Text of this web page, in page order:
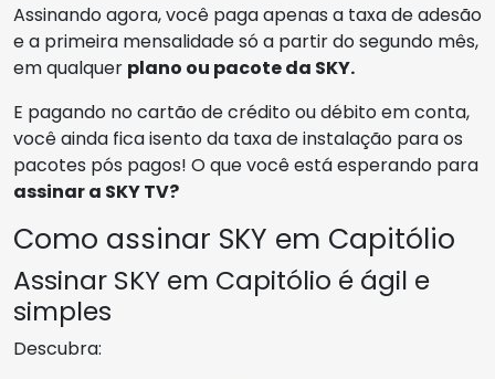
Assinando agora, você paga apenas a taxa de adesão
e a primeira mensalidade só a partir do segundo mês,
em qualquer plano ou pacote da SKY.
E pagando no cartão de crédito ou débito em conta,
você ainda fica isento da taxa de instalação para os
pacotes pós pagos! O que você está esperando para
assinar a SKY TV?
Como assinar SKY em Capitólio
Assinar SKY em Capitólio é ágil e
simples
Descubra: